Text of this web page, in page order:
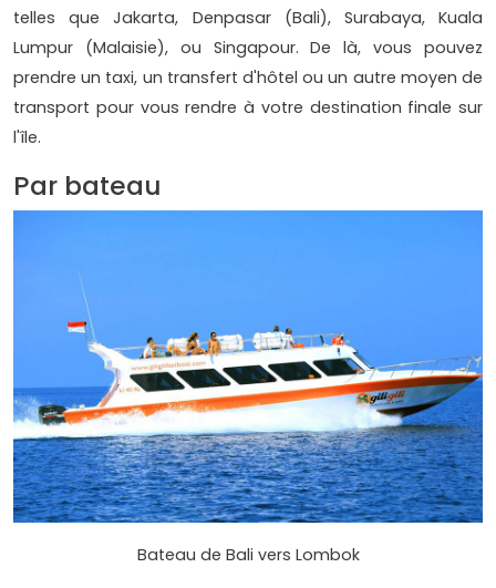
telles que Jakarta, Denpasar (Bali), Surabaya, Kuala
Lumpur (Malaisie), ou Singapour. De là, vous pouvez
prendre un taxi, un transfert d'hôtel ou un autre moyen de
transport pour vous rendre à votre destination finale sur
l'île.
Par bateau
Bateau de Bali vers Lombok